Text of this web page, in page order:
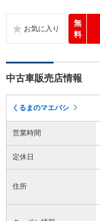
無
料
中古車販売店情報
くるまのマエバシ
営業時間
定休日
住所